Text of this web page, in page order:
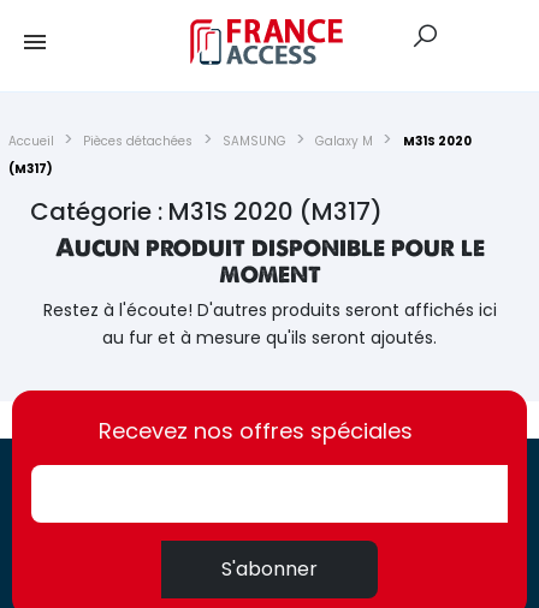
Accueil Pièces détachées SAMSUNG Galaxy M
M31S 2020
(M317)
Catégorie : M31S 2020 (M317)
Aucun produit disponible pour le
moment
Restez à l'écoute! D'autres produits seront affichés ici
au fur et à mesure qu'ils seront ajoutés.
https://france-
access.fr
https://france-
access.fr
Recevez nos offres spéciales
S'abonner